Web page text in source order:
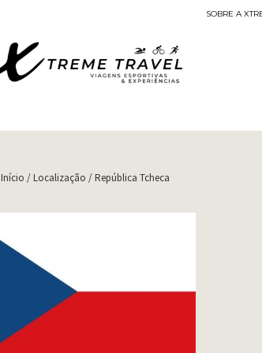
SOBRE A
Início / Localização / República Tcheca